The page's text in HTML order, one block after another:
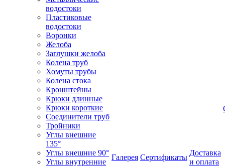
водостоки
Пластиковые
водостоки
Воронки
Желоба
Заглушки желоба
Колена труб
Хомуты трубы
Колена стока
Кронштейны
Крюки длинные
Крюки короткие
Соединители труб
Тройники
Углы внешние
135°
Углы внешние 90°
Углы внутренние
Галерея Сертификаты
Доставка
и оплата